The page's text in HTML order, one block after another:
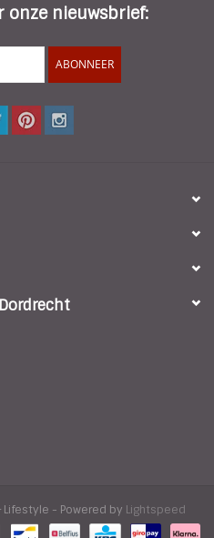
onze nieuwsbrief:
ABONNEER
- Powered by Lightspeed